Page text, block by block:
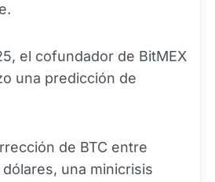
el cofundador de BitMEX
una predicción de
de BTC entre
una minicrisis